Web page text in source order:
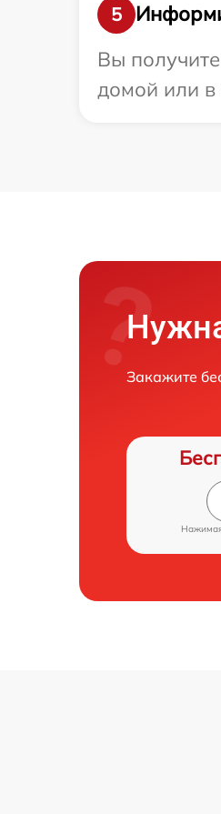
5
Вы
домой или
Закажите